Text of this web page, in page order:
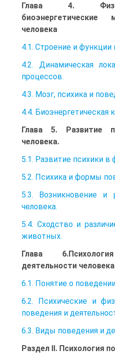
Глава 4.
биоэнергетические
человека
4.1. Строение и
4.2. Динамическая
процессов.
4.3. Мозг, психика и
4.4. Биоэнергетическая
Глава 5. Развитие
человека.
5.1. Развитие психики в
5.2. Психика и формы
5.3. Возникновение и
человека.
5.4. Сходство и
животных.
Глава
деятельности человека
6.1. Понятие о
6.2. Психические и
поведения и
6.3. Виды поведения и
Раздел II. Психология